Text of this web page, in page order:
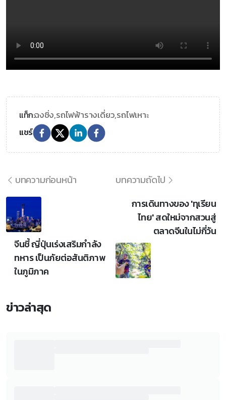
แท็ก:ฉงชิ่ง,รถไฟฟ้ารางเดี่ยว,รถไฟเหาะ
แชร์
บทความก่อนหน้า
จีนชี้ ญี่ปุ่นเร่งเสริมกำลัง
ทหาร เป็นภัยต่อสันติภาพ
ในภูมิภาค
บทความถัดไป
การเดินทางของ 'ทุเรียน
ไทย' สดใหม่จากสวนสู่
ตลาดจีนในไม่กี่วัน
ข่าวล่าสุด